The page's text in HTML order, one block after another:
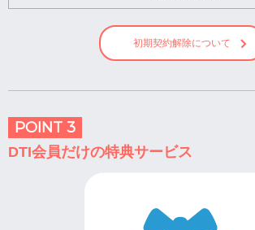
初期契約解除について
POINT 3
DTI会員だけの特典サービス